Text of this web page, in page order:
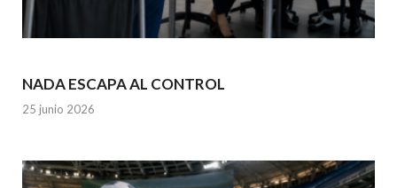
NADA ESCAPA AL CONTROL
25 junio 2026